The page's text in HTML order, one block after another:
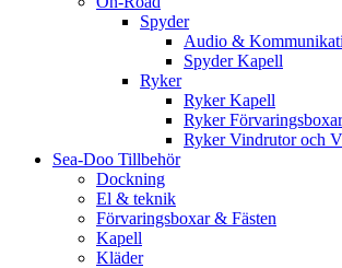
Spyder
Audio &
Spyder Kapell
Ryker
Ryker Kapell
Ryker Förvaringsboxar
Ryker Vindrutor och
Sea-Doo Tillbehör
Dockning
El & teknik
Förvaringsboxar & Fästen
Kapell
Kläder